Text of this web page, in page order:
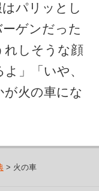
はパリッとし
ゲンだった
しそうな顔
」「いや、
が火の車にな
> 火の車